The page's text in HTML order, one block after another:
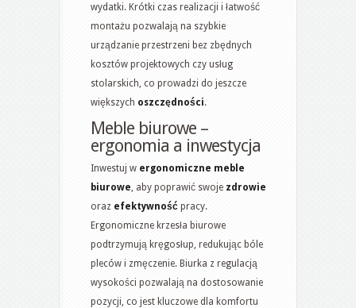
wydatki. Krótki czas realizacji i łatwość
montażu pozwalają na szybkie
urządzanie przestrzeni bez zbędnych
kosztów projektowych czy usług
stolarskich, co prowadzi do jeszcze
większych oszczędności.
Meble biurowe –
ergonomia a inwestycja
Inwestuj w ergonomiczne meble
biurowe, aby poprawić swoje zdrowie
oraz efektywność pracy.
Ergonomiczne krzesła biurowe
podtrzymują kręgosłup, redukując bóle
pleców i zmęczenie. Biurka z regulacją
wysokości pozwalają na dostosowanie
pozycji, co jest kluczowe dla komfortu